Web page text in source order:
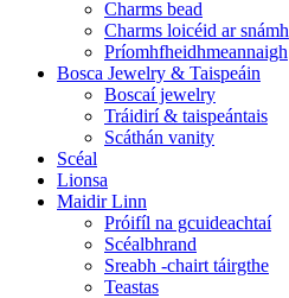
Charms bead
Charms loicéid ar snámh
Príomhfheidhmeannaigh
Bosca Jewelry & Taispeáin
Boscaí jewelry
Tráidirí & taispeántais
Scáthán vanity
Scéal
Lionsa
Maidir Linn
Próifíl na gcuideachtaí
Scéalbhrand
Sreabh -chairt táirgthe
Teastas